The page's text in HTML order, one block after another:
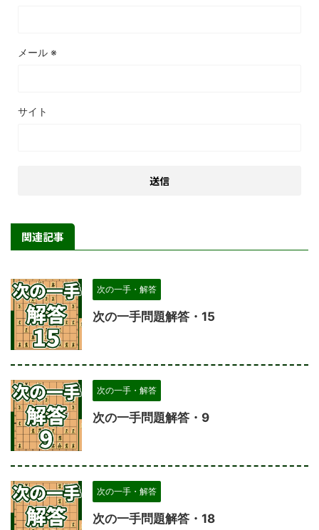
メール ※
サイト
関連記事
次の一手・解答
次の一手問題解答・15
次の一手・解答
次の一手問題解答・9
次の一手・解答
次の一手問題解答・18